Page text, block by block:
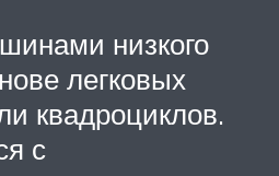
низкого
легковых
квадроциклов.
с